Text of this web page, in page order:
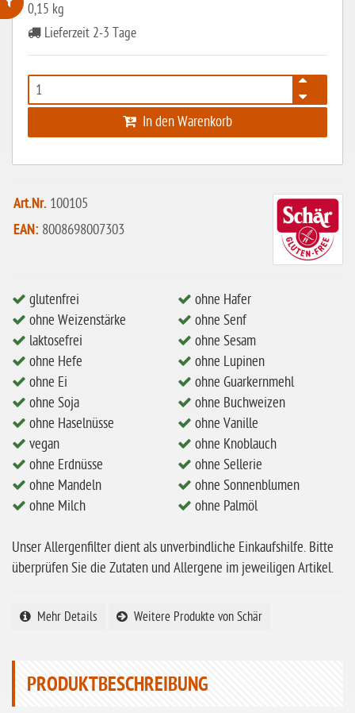
ohne Weizenstärke
ohne Hefe
Bio
vegan
eiweißarm / PKU
ohne Mandeln
ohne Milch
ohne Hafer
ohne Zuckerzusatz
ohne Reis
ohne Mais
ohne Senf
ohne Lupinen
ohne Guarkernmehl
ohne Buchweizen
ohne Sellerie
0,15 kg
Lieferzeit 2-3 Tage
In den Warenkorb
Art.Nr. 100105
EAN: 8008698007303
glutenfrei
ohne Weizenstärke
laktosefrei
ohne Hefe
ohne Ei
ohne Soja
ohne Haselnüsse
vegan
ohne Erdnüsse
ohne Mandeln
ohne Milch
ohne Hafer
ohne Senf
ohne Sesam
ohne Lupinen
ohne Guarkernmehl
ohne Buchweizen
ohne Vanille
ohne Knoblauch
ohne Sellerie
ohne Sonnenblumen
ohne Palmöl
Unser Allergenfilter dient als unverbindliche Einkaufshilfe. Bitte
überprüfen Sie die Zutaten und Allergene im jeweiligen Artikel.
Mehr Details Weitere Produkte von Schär
PRODUKTBESCHREIBUNG